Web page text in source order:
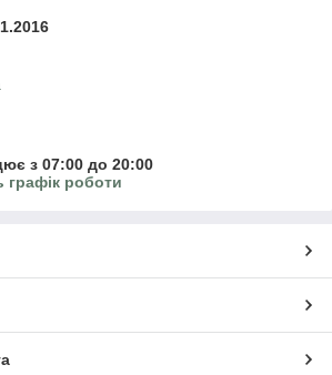
з 07:00 до 20:00
графік роботи